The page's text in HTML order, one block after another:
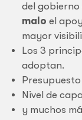
del gobierno
malo el
mayor
Los 3
adoptan.
Nivel de
y muchos